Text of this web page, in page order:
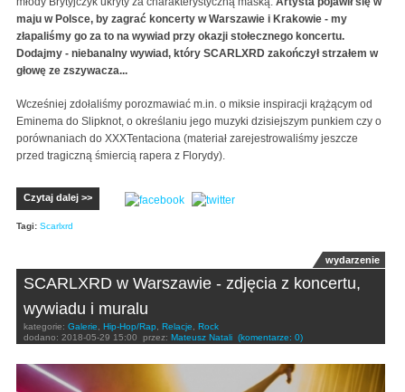
maju w Polsce, by zagrać koncerty w Warszawie i Krakowie - my
złapaliśmy go za to na wywiad przy okazji stołecznego koncertu.
Dodajmy - niebanalny wywiad, który SCARLXRD zakończył strzałem w
głowę ze zszywacza...
Wcześniej zdołaliśmy porozmawiać m.in. o miksie inspiracji krążącym od
Eminema do Slipknot, o określaniu jego muzyki dzisiejszym punkiem czy o
porównaniach do XXXTentaciona (materiał zarejestrowaliśmy jeszcze
przed tragiczną śmiercią rapera z Florydy).
Czytaj dalej >>
Tagi: Scarlxrd
wydarzenie
SCARLXRD w Warszawie - zdjęcia z koncertu,
wywiadu i muralu
kategorie: Galerie Hip-Hop/Rap Relacje
Rock
dodano: 2018-05-29 15:00 przez: Mateusz Natali (komentarze: 0)